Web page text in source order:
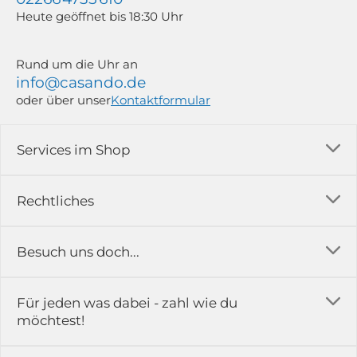
Rechtliches
Impressum
Rückgabe & Reklamation
Services im Shop
Versandkosten
Erfahrungsberichte & Bewertungen
Kontakt
Besuch uns doch...
in der Ausstellung...
Heute geöffnet bis 18:30 Uhr
Rund um die Uhr an
info@casando.de
oder über unserKontaktformular
Für jeden was dabei - zahl wie du
möchtest!